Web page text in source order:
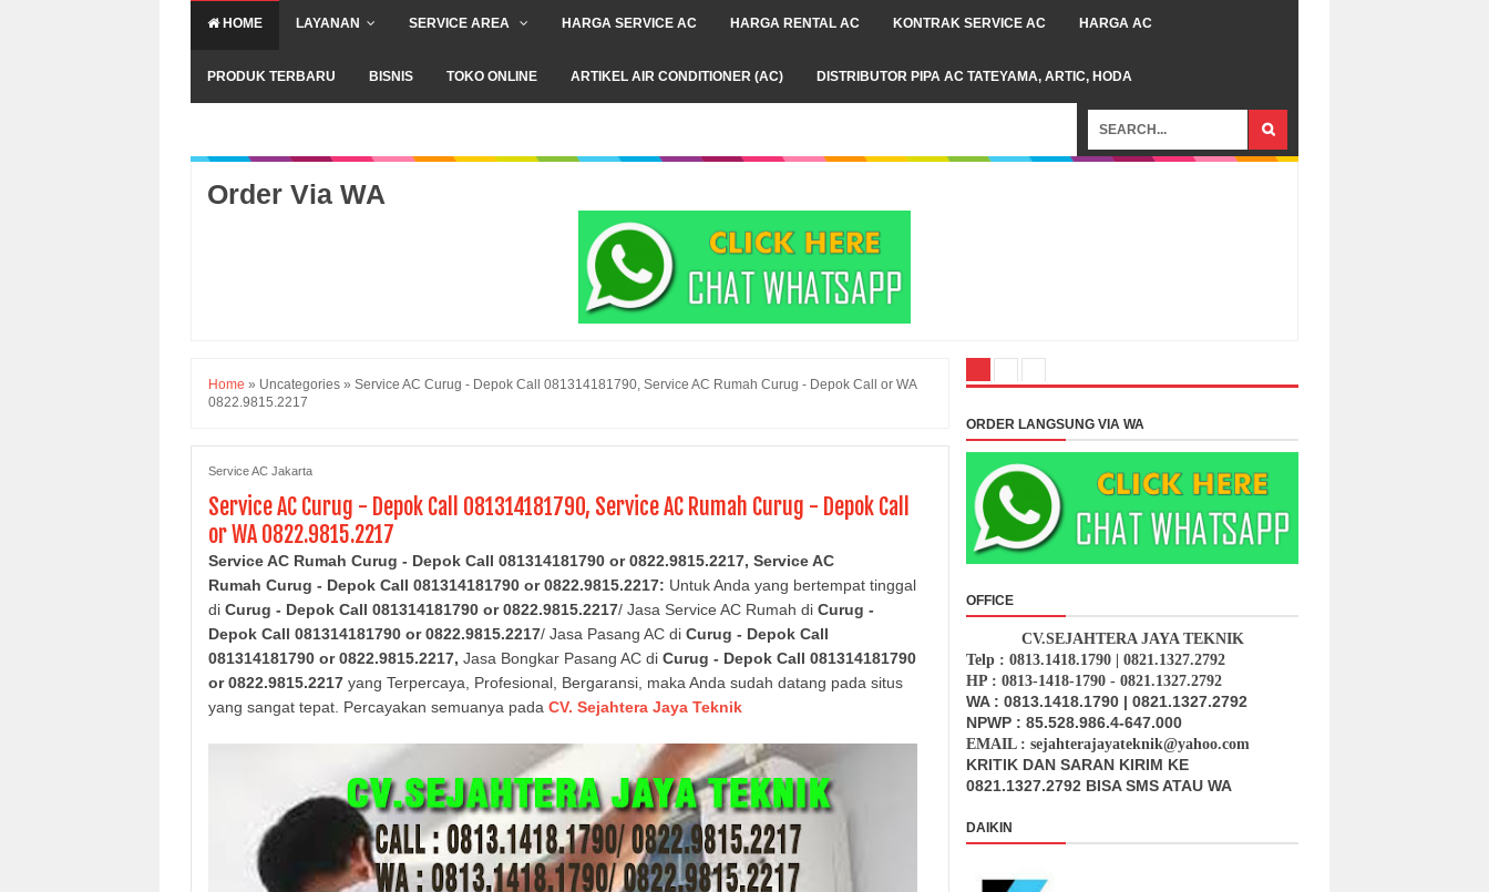
HOME LAYANAN SERVICE AREA HARGA SERVICE AC HARGA RENTAL AC KONTRAK SERVICE AC HARGA AC
PRODUK TERBARU BISNIS TOKO ONLINE ARTIKEL AIR CONDITIONER (AC) DISTRIBUTOR PIPA AC TATEYAMA, ARTIC, HODA
Order Via WA
Home » Uncategories » Service AC Curug - Depok Call 081314181790, Service AC Rumah Curug - Depok Call or WA
0822.9815.2217
Service AC Jakarta
Service AC Curug - Depok Call 081314181790, Service AC Rumah Curug - Depok Call
or WA 0822.9815.2217
Service AC Rumah Curug - Depok Call 081314181790 or 0822.9815.2217, Service AC
Rumah Curug - Depok Call 081314181790 or 0822.9815.2217: Untuk Anda yang bertempat tinggal
di Curug - Depok Call 081314181790 or 0822.9815.2217/ Jasa Service AC Rumah di Curug -
Depok Call 081314181790 or 0822.9815.2217/ Jasa Pasang AC di Curug - Depok Call
081314181790 or 0822.9815.2217, Jasa Bongkar Pasang AC di Curug - Depok Call 081314181790
or 0822.9815.2217 yang Terpercaya, Profesional, Bergaransi, maka Anda sudah datang pada situs
yang sangat tepat. Percayakan semuanya pada CV. Sejahtera Jaya Teknik
ORDER LANGSUNG VIA WA
OFFICE
CV.SEJAHTERA JAYA TEKNIK
Telp : 0813.1418.1790 | 0821.1327.2792
HP : 0813-1418-1790 - 0821.1327.2792
WA : 0813.1418.1790 | 0821.1327.2792
NPWP : 85.528.986.4-647.000
EMAIL : sejahterajayateknik@yahoo.com
KRITIK DAN SARAN KIRIM KE
0821.1327.2792 BISA SMS ATAU WA
DAIKIN